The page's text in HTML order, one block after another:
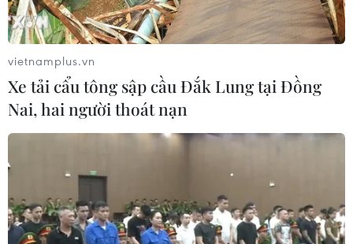
vietnamplus.vn
Xe tải cẩu tông sập cầu Đắk Lung tại Đồng
Nai, hai người thoát nạn